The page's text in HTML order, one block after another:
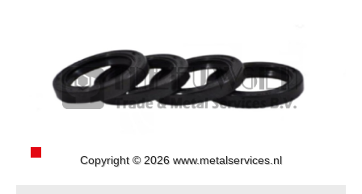
Copyright © 2026 www.metalservices.nl